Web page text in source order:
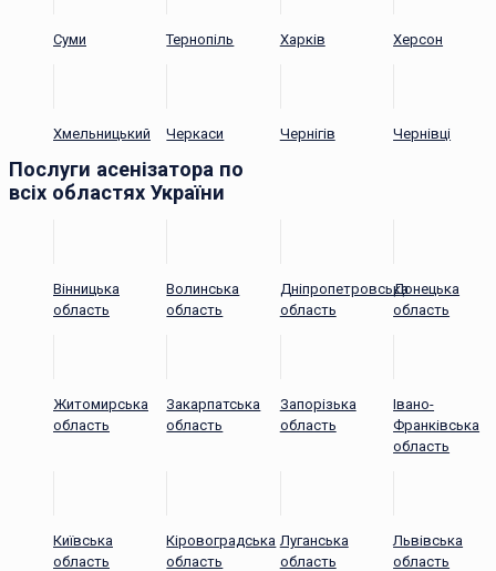
Суми Тернопіль Харків Херсон
Хмельницький Черкаси Чернігів Чернівці
Послуги асенізатора по
всіх областях України
Вінницька
область
Волинська
область
Дніпропетровська
область
Донецька
область
Житомирська
область
Закарпатська
область
Запорізька
область
Івано-
Франківська
область
Київська
область
Кіровоградська
область
Луганська
область
Львівська
область